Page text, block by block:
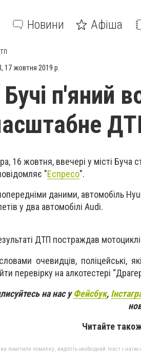
Новини Афіша
17 жовтня 2019 р.
п'яний
16 жовтня, ввечері у місті Буча
"Еспресо".
даними, автомобіль
у два автомобілі Audi.
ДТП постраждав
очевидців, поліцейські,
перевірку на алкотестері
на нас уФейсбук,
Читайте
помітили помилку, виділіть необхідний текст і